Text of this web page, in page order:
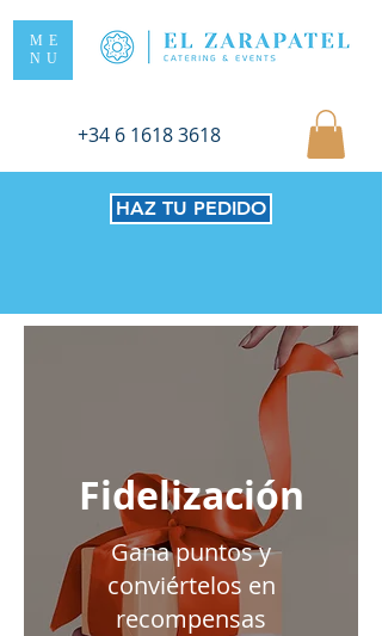
ME
NU
+34 6 1618 3618
HAZ TU PEDIDO
Fidelización
Gana puntos y
conviértelos en
recompensas